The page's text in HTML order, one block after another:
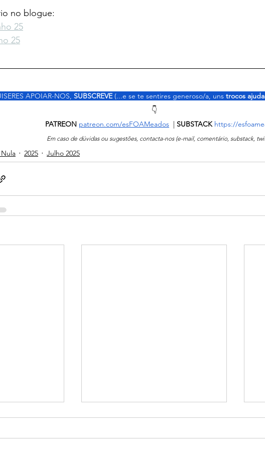
no blogue:
25
25
APOIAR-NOS, SUBSCREVE (...e se te sentires generoso/a, uns trocos
👇
patreon.com/esFOAMeados SUBSTACK https://
Em caso de dúvidas ou sugestões, contacta-nos (e-mail, comentário, substack,
2025 Julho 2025